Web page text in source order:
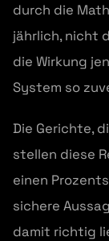
durch die
jährlich, nicht
die Wirkung
System so
Die Gerichte,
stellen diese
einen
sichere
damit richtig